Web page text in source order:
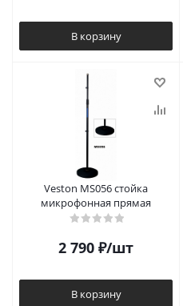
В корзину
Veston MS056 стойка
микрофонная прямая
2 790 ₽/шт
В корзину